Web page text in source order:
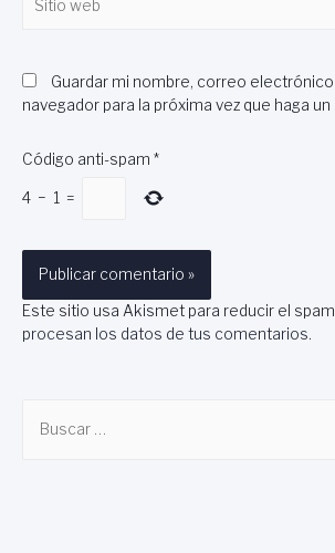
web
Guardar mi nombre, correo
navegador para la próxima vez que haga
Código anti-spam *
4 − 1 =
Este sitio usa Akismet para reducir el
procesan los datos de tus comentarios.